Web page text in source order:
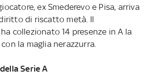
ex Smederevo e Pisa, arriva
di riscatto metà. Il
collezionato 14 presenze in A la
la maglia nerazzurra.
Serie A